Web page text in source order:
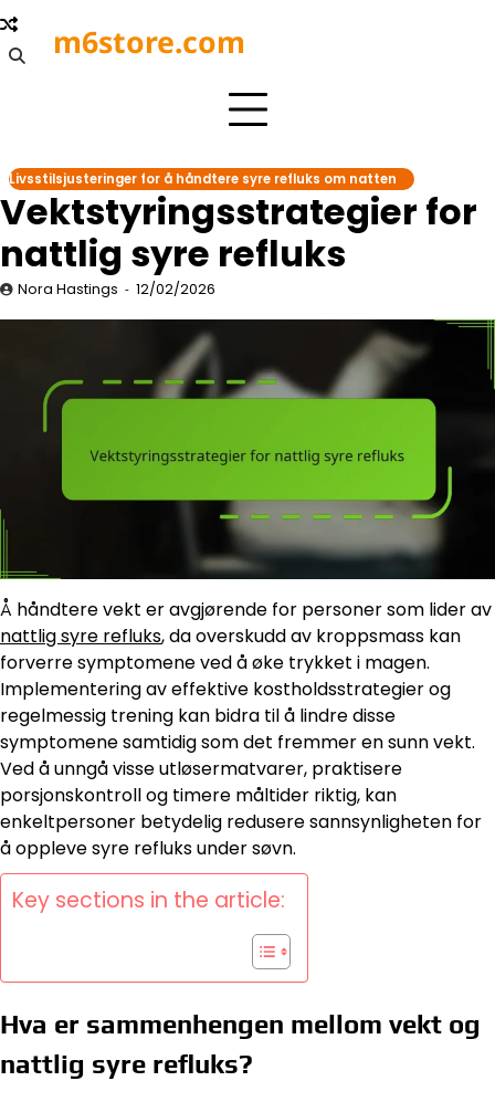
Skip
to
content
m6store.com
Livsstilsjusteringer for å håndtere syre refluks om natten
Vektstyringsstrategier for
nattlig syre refluks
Nora Hastings 12/02/2026
Å håndtere vekt er avgjørende for personer som lider av
nattlig syre refluks, da overskudd av kroppsmass kan
forverre symptomene ved å øke trykket i magen.
Implementering av effektive kostholdsstrategier og
regelmessig trening kan bidra til å lindre disse
symptomene samtidig som det fremmer en sunn vekt.
Ved å unngå visse utløsermatvarer, praktisere
porsjonskontroll og timere måltider riktig, kan
enkeltpersoner betydelig redusere sannsynligheten for
å oppleve syre refluks under søvn.
Key sections in the article:
Hva er sammenhengen mellom vekt og
nattlig syre refluks?